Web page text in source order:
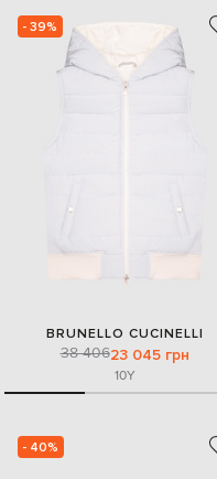
- 39%
BRUNELLO CUCINELLI
38 40623 045 грн
10Y
- 40%